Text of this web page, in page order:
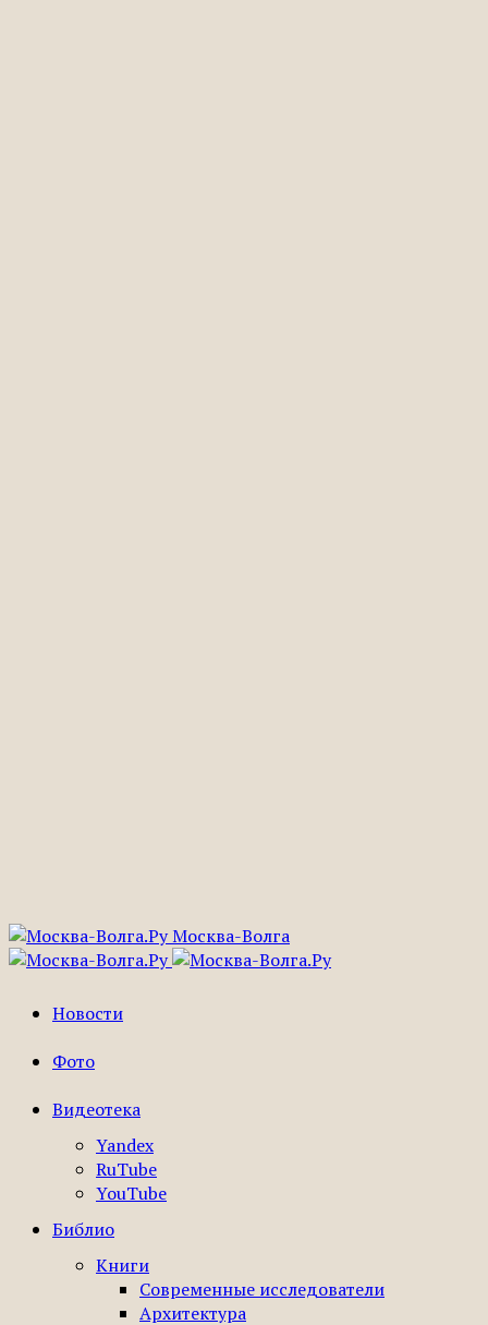
Москва-Волга
Новости
Фото
Видеотека
Yandex
RuTube
YouTube
Библио
Книги
Современные исследователи
Архитектура